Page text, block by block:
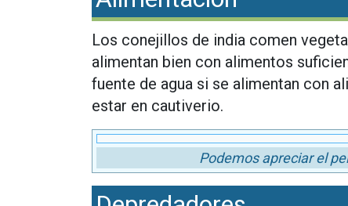
Los conejillos de india comen
alimentan bien con alimentos
fuente de agua si se alimentan con
estar en cautiverio.
Podemos apreciar el